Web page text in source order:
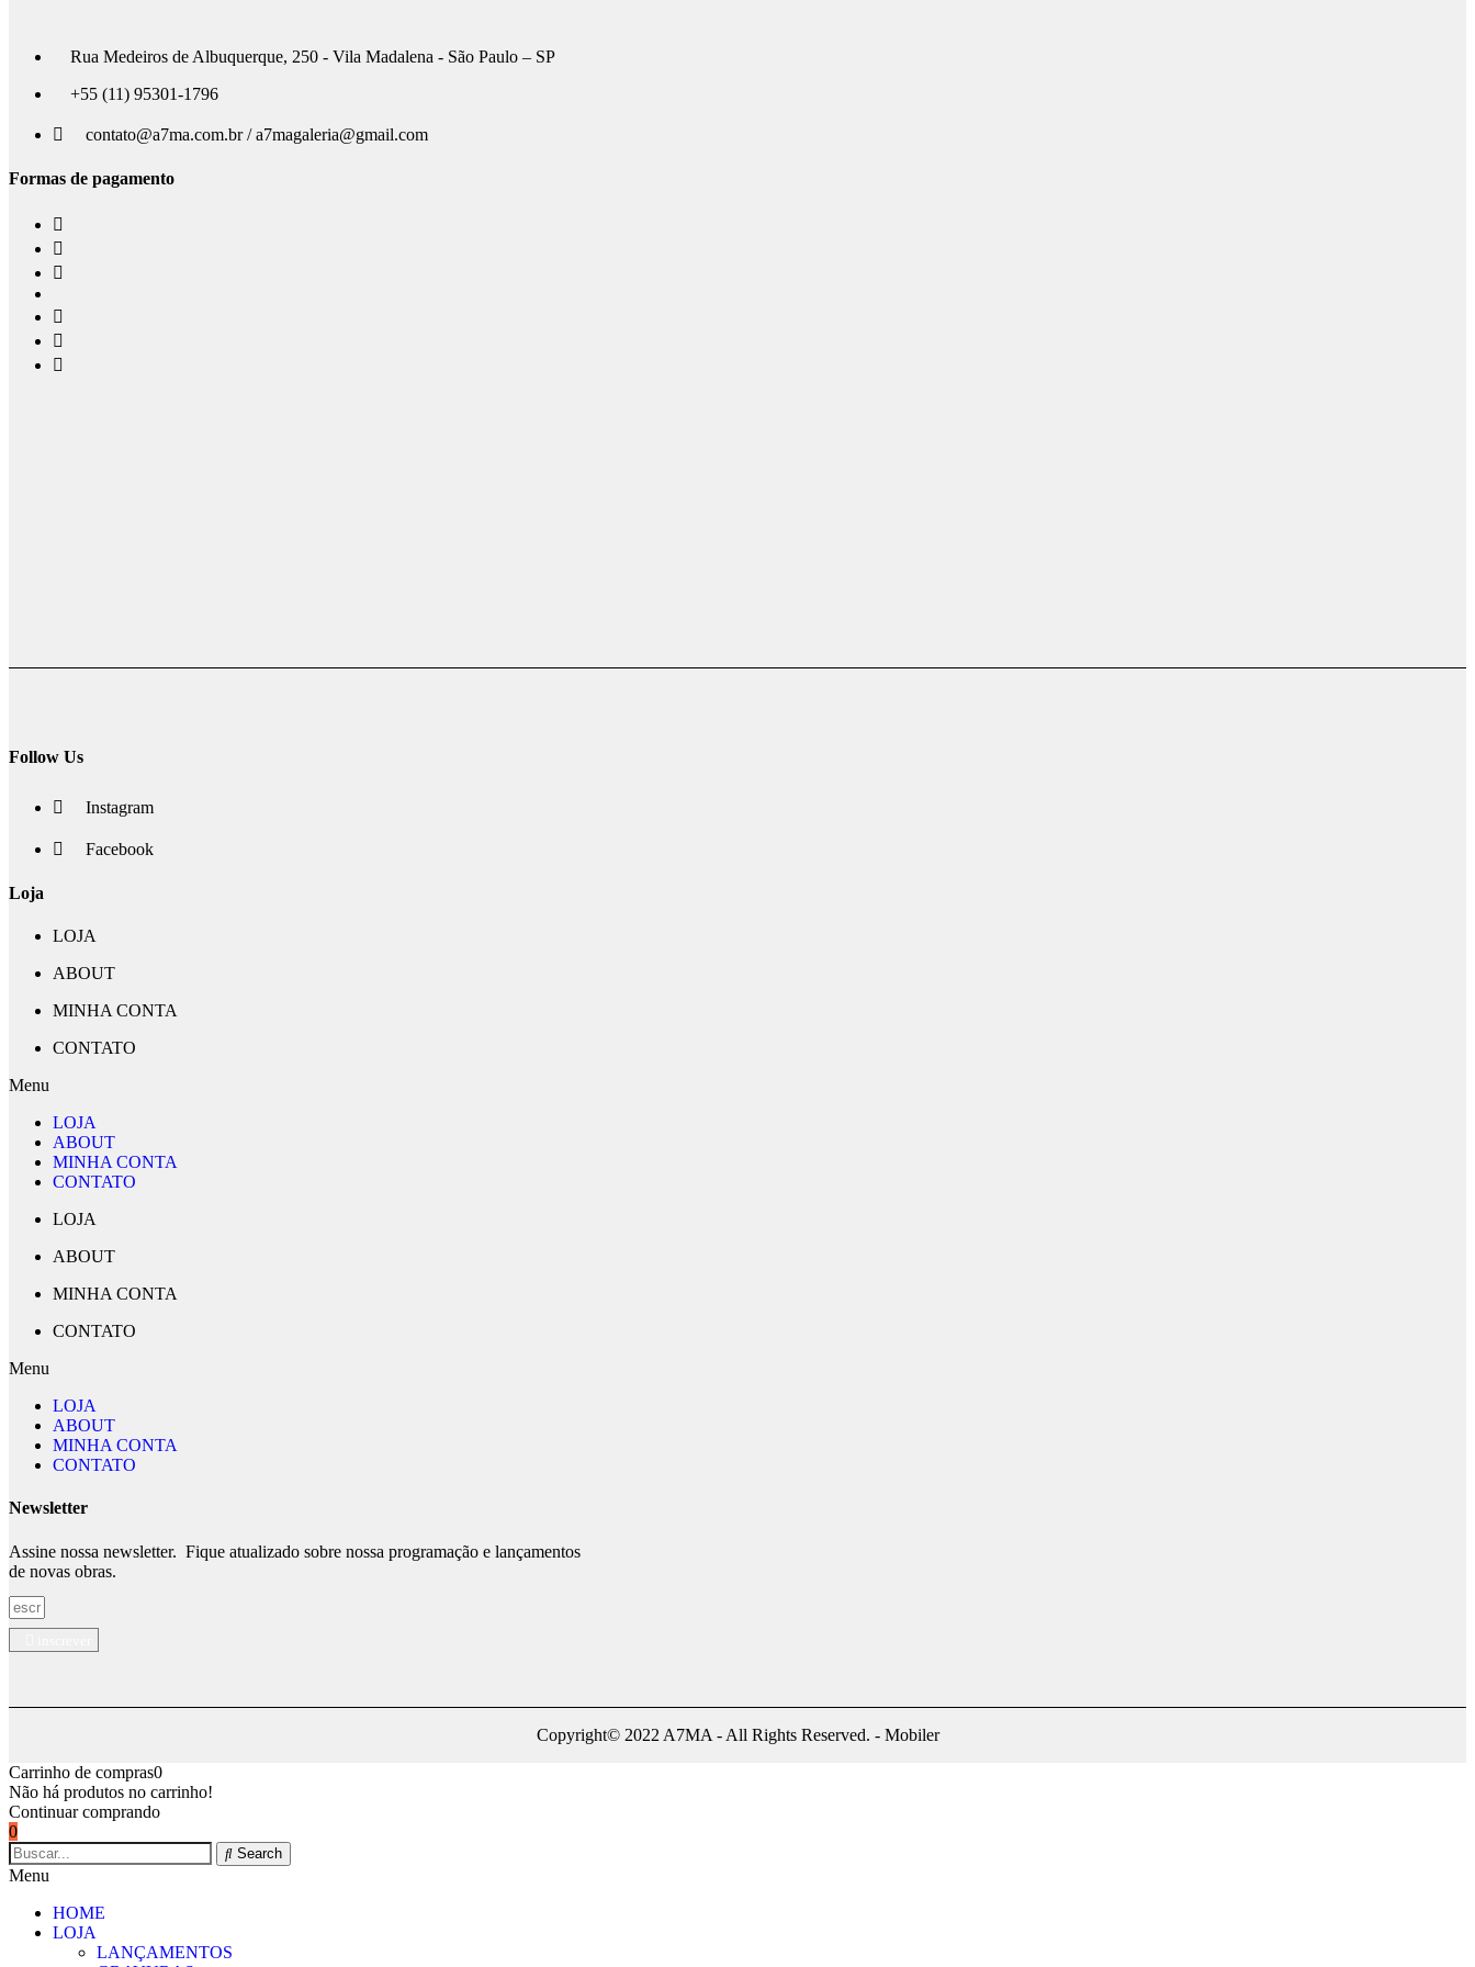
Rua Medeiros de Albuquerque, 250 - Vila Madalena - São Paulo – SP
+55 (11) 95301-1796
contato@a7ma.com.br / a7magaleria@gmail.com
Formas de pagamento
Follow Us
Instagram
Facebook
Loja
LOJA
ABOUT
MINHA CONTA
CONTATO
Menu
LOJA
ABOUT
MINHA CONTA
CONTATO
LOJA
ABOUT
MINHA CONTA
CONTATO
Menu
LOJA
ABOUT
MINHA CONTA
CONTATO
Newsletter
Assine nossa newsletter. Fique atualizado sobre nossa programação e lançamentos
de novas obras.
Copyright© 2022 A7MA - All Rights Reserved. - Mobiler
Carrinho de compras0
Não há produtos no carrinho!
Continuar comprando
0
Search
Menu
HOME
LOJA
LANÇAMENTOS